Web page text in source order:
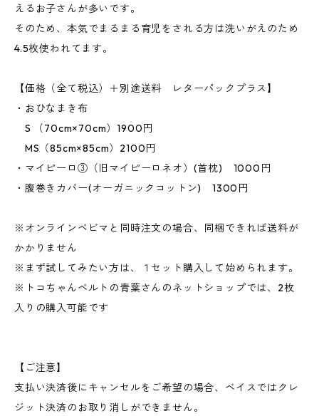
えるお子さんが多いです。
そのため、本気でまるまる育児をされる方は洗いがえのため
4.5枚使われてます。
【価格（全て税込）＋別途送料 レターパックプラス】
・おひなまき布
S （70cm×70cm）1900円
MS（85cm×85cm）2100円
・マイピーロ③（旧マイピーロネオ）(首枕) 1000円
・腹巻きカバー(オーガニックコットン) 1300円
※オンラインベビマと同時注文の場合、同梱できれば送料が
かかりません
※まず試してみたい方は、１セット購入して始められます。
※トコちゃんベルトの青葉さんのネットショップでは、2枚
入りの購入可能です
【ご注意】
支払い決済後にキャンセルをご希望の場合、ベイスではクレ
ジット決済のお取り消しができません。